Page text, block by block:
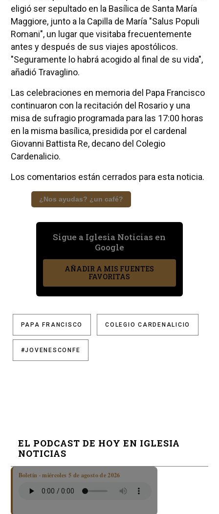
eligió ser sepultado en la Basílica de Santa María
Maggiore, junto a la Capilla de María "Salus Populi
Romani", un lugar que visitaba frecuentemente
antes y después de sus viajes apostólicos.
"Seguramente lo habrá acogido al final de su vida",
añadió Travaglino.
Las celebraciones en memoria del Papa Francisco
continuaron con la recitación del Rosario y una
misa de sufragio programada para las 17:00 horas
en la misma basílica, presidida por el cardenal
Giovanni Battista Re, decano del Colegio
Cardenalicio.
Los comentarios están cerrados para esta noticia.
¿Nos ayudas? ¿un café?
Sigue a Iglesia Noticias en
Google
AÑADIR A MIS FUENTES
FAVORITAS
PAPA FRANCISCO COLEGIO CARDENALICIO
#JOVENESCONFE
EL PODCAST DE HOY EN IGLESIA
NOTICIAS
Boletín · miércoles 5 de agosto de 2026